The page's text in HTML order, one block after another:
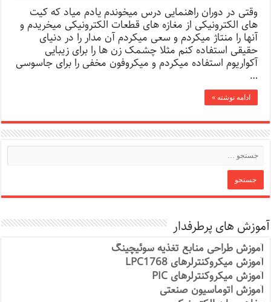
وقتی در دوران راهنمایی درس میخوندم یادم میاد که کیت
های الکترونیکی از مغازه های قطعات الکترونیکی میخریدم و
آنها را منتاژ میکردم و سعی میکردم آن مدار را در دنیای
حقیقی استفاده کنم مثلا چشمک زن ها را برای زیبایی
آکواریوم استفاده میکردم و میکروفون مخفی را برای جاسوسی
…
ادامه نوشته »
آموزش های پرطرفدار
آموزش طراحی منابع تغذیه سوئیچینگ
آموزش میکروکنترلرهای LPC1768
آموزش میکروکنترلرهای PIC
آموزش اتوماسیون صنعتی